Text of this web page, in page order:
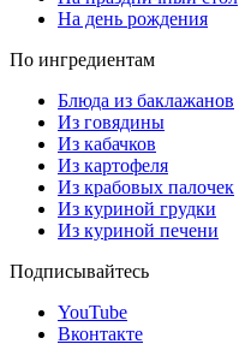
На день рождения
По ингредиентам
Блюда из баклажанов
Из говядины
Из кабачков
Из картофеля
Из крабовых палочек
Из куриной грудки
Из куриной печени
Подписывайтесь
YouTube
Вконтакте